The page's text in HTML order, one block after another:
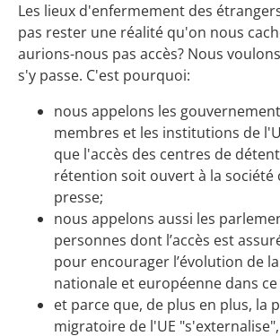
Les lieux d'enfermement des
pas rester une réalité qu'on nous
aurions-nous pas accès? Nous
s'y passe. C'est pourquoi:
nous appelons les
membres et les institutions de
que l'accès des centres de
rétention soit ouvert à la société
presse;
nous appelons aussi les
personnes dont l’accès est
pour encourager l’évolution de
nationale et européenne dans
et parce que, de plus en plus, la
migratoire de l'UE